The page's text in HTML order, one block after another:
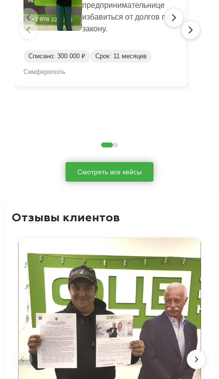
предпринимательнице
избавиться от долгов по
закону.
Списано: 300 000 ₽ Срок: 11 месяцев
Симферополь
Смотреть все кейсы
Отзывы клиентов